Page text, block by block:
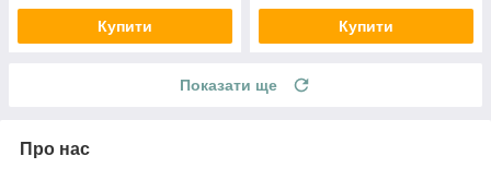
Купити Купити
Показати ще
Про нас